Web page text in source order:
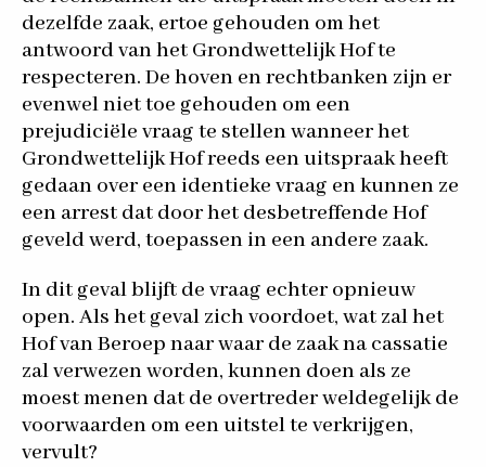
dezelfde zaak, ertoe gehouden om het
antwoord van het Grondwettelijk Hof te
respecteren. De hoven en rechtbanken zijn er
evenwel niet toe gehouden om een
prejudiciële vraag te stellen wanneer het
Grondwettelijk Hof reeds een uitspraak heeft
gedaan over een identieke vraag en kunnen ze
een arrest dat door het desbetreffende Hof
geveld werd, toepassen in een andere zaak.
In dit geval blijft de vraag echter opnieuw
open. Als het geval zich voordoet, wat zal het
Hof van Beroep naar waar de zaak na cassatie
zal verwezen worden, kunnen doen als ze
moest menen dat de overtreder weldegelijk de
voorwaarden om een uitstel te verkrijgen,
vervult?